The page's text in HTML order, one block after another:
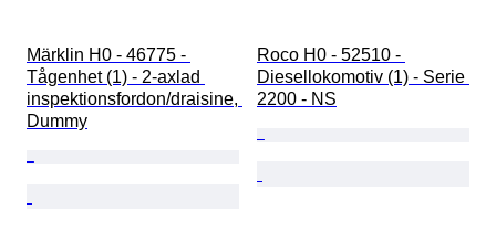
Märklin H0 - 46775 -
Tågenhet (1) - 2-axlad
inspektionsfordon/draisine,
Dummy
Roco H0 - 52510 -
Diesellokomotiv (1) - Serie
2200 - NS